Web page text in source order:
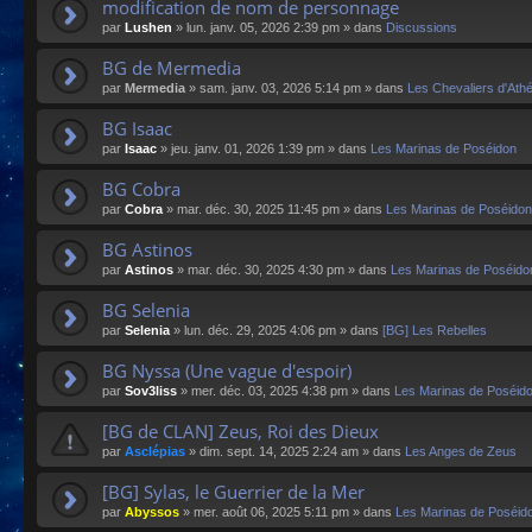
modification de nom de personnage
par Lushen » lun. janv. 05, 2026 2:39 pm » dans Discussions
BG de Mermedia
par Mermedia » sam. janv. 03, 2026 5:14 pm » dans Les Chevaliers
BG Isaac
par Isaac » jeu. janv. 01, 2026 1:39 pm » dans Les Marinas de Poséidon
BG Cobra
par Cobra» mar. déc. 30, 2025 11:45 pm » dans Les Marinas de Poséidon
BG Astinos
par Astinos » mar. déc. 30, 2025 4:30 pm » dans Les Marinas de
BG Selenia
par Selenia» lun. déc. 29, 2025 4:06 pm » dans [BG] Les Rebelles
BG Nyssa (Une vague d'espoir)
par Sov3liss » mer. déc. 03, 2025 4:38 pm » dans Les Marinas de
[BG de CLAN] Zeus, Roi des Dieux
par Asclépias » dim. sept. 14, 2025 2:24 am » dans Les Anges de Zeus
[BG] Sylas, le Guerrier de la Mer
par Abyssos » mer. août 06, 2025 5:11 pm » dans Les Marinas de